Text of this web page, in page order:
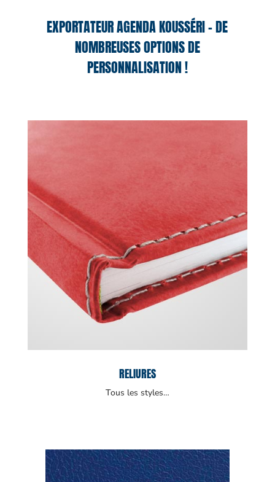
EXPORTATEUR AGENDA KOUSSÉRI – DE
NOMBREUSES OPTIONS DE
PERSONNALISATION !
RELIURES
Tous les styles…